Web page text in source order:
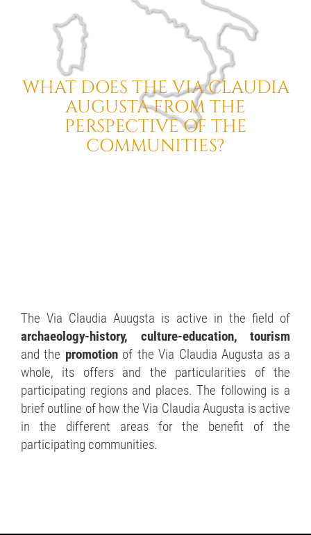
WHAT DOES THE VIA CLAUDIA
AUGUSTAFROM THE
PERSPECTIVE OF THE
COMMUNITIES?
The Via Claudia Auugsta is active in the field of
archaeology-history, culture-education, tourism
and the promotionof the Via Claudia Augusta as a
whole, its offers and the particularities of the
participating regions and places. The following is a
brief outline of how the Via Claudia Augusta is active
in the different areas for the benefit of the
participating communities.